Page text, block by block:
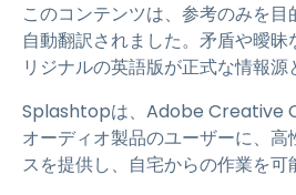
このコンテンツは、参考のみを
自動翻訳されました。矛盾や曖
リジナルの英語版が正式な情報源
Splashtopは、Adobe Creative
オーディオ製品のユーザーに、
スを提供し、自宅からの作業を可